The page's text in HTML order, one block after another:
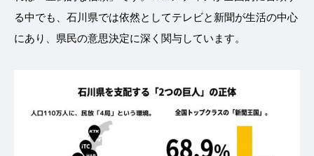
る中でも、石川県では依然としてテレビと新聞が生活の中心
にあり、県民の意思決定に深く関与しています。